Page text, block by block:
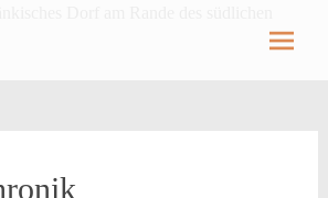
– fränkisches Dorf am Rande